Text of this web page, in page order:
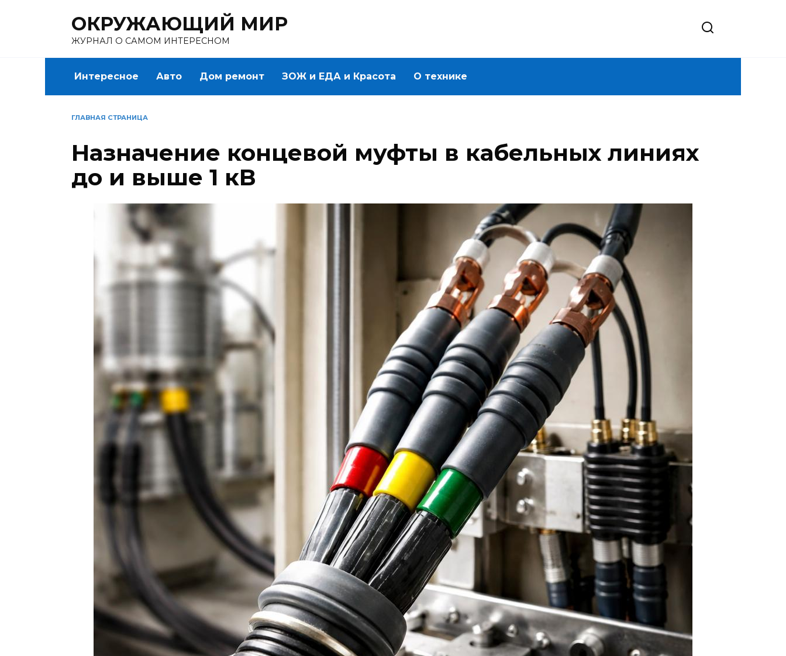
ОКРУЖАЮЩИЙ МИР
ЖУРНАЛ О САМОМ ИНТЕРЕСНОМ
Интересное Авто Дом ремонт ЗОЖ и ЕДА и Красота О технике
ГЛАВНАЯ СТРАНИЦА
Назначение концевой муфты в кабельных линиях
до и выше 1 кВ